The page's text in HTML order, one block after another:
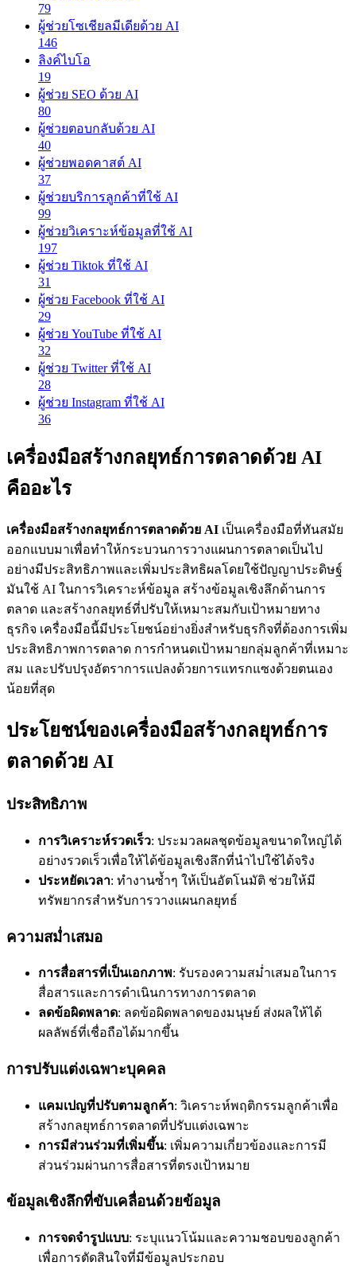
79
ผู้ช่วยโซเชียลมีเดียด้วย AI
146
ลิงค์ไบโอ
19
ผู้ช่วย SEO ด้วย AI
80
ผู้ช่วยตอบกลับด้วย AI
40
ผู้ช่วยพอดคาสต์ AI
37
ผู้ช่วยบริการลูกค้าที่ใช้ AI
99
ผู้ช่วยวิเคราะห์ข้อมูลที่ใช้ AI
197
ผู้ช่วย Tiktok ที่ใช้ AI
31
ผู้ช่วย Facebook ที่ใช้ AI
29
ผู้ช่วย YouTube ที่ใช้ AI
32
ผู้ช่วย Twitter ที่ใช้ AI
28
ผู้ช่วย Instagram ที่ใช้ AI
36
เครื่องมือสร้างกลยุทธ์การตลาดด้วย AI
คืออะไร
เครื่องมือสร้างกลยุทธ์การตลาดด้วย AI เป็นเครื่องมือที่ทันสมัย
ออกแบบมาเพื่อทำให้กระบวนการวางแผนการตลาดเป็นไป
อย่างมีประสิทธิภาพและเพิ่มประสิทธิผลโดยใช้ปัญญาประดิษฐ์
มันใช้ AI ในการวิเคราะห์ข้อมูล สร้างข้อมูลเชิงลึกด้านการ
ตลาด และสร้างกลยุทธ์ที่ปรับให้เหมาะสมกับเป้าหมายทาง
ธุรกิจ เครื่องมือนี้มีประโยชน์อย่างยิ่งสำหรับธุรกิจที่ต้องการเพิ่ม
ประสิทธิภาพการตลาด การกำหนดเป้าหมายกลุ่มลูกค้าที่เหมาะ
สม และปรับปรุงอัตราการแปลงด้วยการแทรกแซงด้วยตนเอง
น้อยที่สุด
ประโยชน์ของเครื่องมือสร้างกลยุทธ์การ
ตลาดด้วย AI
ประสิทธิภาพ
การวิเคราะห์รวดเร็ว: ประมวลผลชุดข้อมูลขนาดใหญ่ได้
อย่างรวดเร็วเพื่อให้ได้ข้อมูลเชิงลึกที่นำไปใช้ได้จริง
ประหยัดเวลา: ทำงานซ้ำๆ ให้เป็นอัตโนมัติ ช่วยให้มี
ทรัพยากรสำหรับการวางแผนกลยุทธ์
ความสม่ำเสมอ
การสื่อสารที่เป็นเอกภาพ: รับรองความสม่ำเสมอในการ
สื่อสารและการดำเนินการทางการตลาด
ลดข้อผิดพลาด: ลดข้อผิดพลาดของมนุษย์ ส่งผลให้ได้
ผลลัพธ์ที่เชื่อถือได้มากขึ้น
การปรับแต่งเฉพาะบุคคล
แคมเปญที่ปรับตามลูกค้า: วิเคราะห์พฤติกรรมลูกค้าเพื่อ
สร้างกลยุทธ์การตลาดที่ปรับแต่งเฉพาะ
การมีส่วนร่วมที่เพิ่มขึ้น: เพิ่มความเกี่ยวข้องและการมี
ส่วนร่วมผ่านการสื่อสารที่ตรงเป้าหมาย
ข้อมูลเชิงลึกที่ขับเคลื่อนด้วยข้อมูล
การจดจำรูปแบบ: ระบุแนวโน้มและความชอบของลูกค้า
เพื่อการตัดสินใจที่มีข้อมูลประกอบ